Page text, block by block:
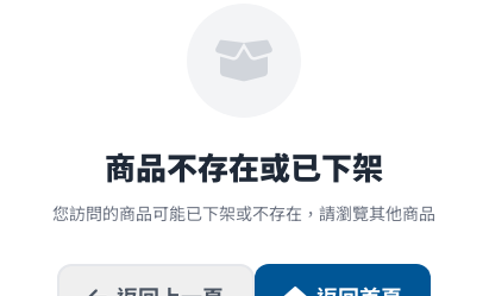
商品不存在或已下架
您訪問的商品可能已下架或不存在，請瀏覽其他商品